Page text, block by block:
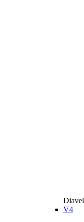
Diavel
V4